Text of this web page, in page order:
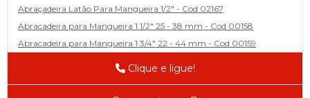
Abraçadeira Latão Para Mangueira 1/2" - Cod 02167
Abracadeira para Mangueira 1.1/2" 25 - 38 mm - Cod 00158
Abracadeira para Mangueira 1.3/4" 22 - 44 mm - Cod 00159
Abracadeira para Mangueira 1/2' 14 - 22 - Cod 02585
Abracadeira para Mangueira 2" 44 - 57 - Cod 02471
Clique e ligue!